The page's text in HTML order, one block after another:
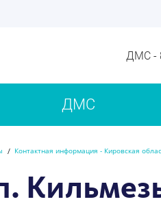
ДМС -
ДМС
Контактная информация - Кировская